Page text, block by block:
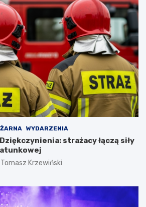
WYDARZENIA
strażacy łączą siły
Tomasz Krzewiński